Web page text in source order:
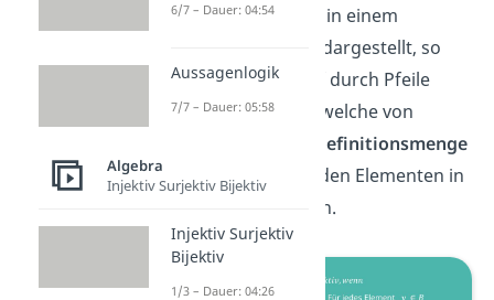
mit ihren Elementen in einem
dargestellt, so
kann die Abbildung f durch Pfeile
dargestellt werden, welche von
Definitionsmenge
zu den entsprechenden Elementen in
laufen.
6/7 – Dauer: 04:54
Aussagenlogik
7/7 – Dauer: 05:58
Algebra
Injektiv Surjektiv Bijektiv
Injektiv Surjektiv
Bijektiv
1/3 – Dauer: 04:26